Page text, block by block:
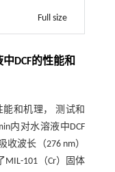
Full size
DCF的性能和
能和机理， 测试和
内对水溶液中DCF
波长（276 nm）
101（Cr）固体